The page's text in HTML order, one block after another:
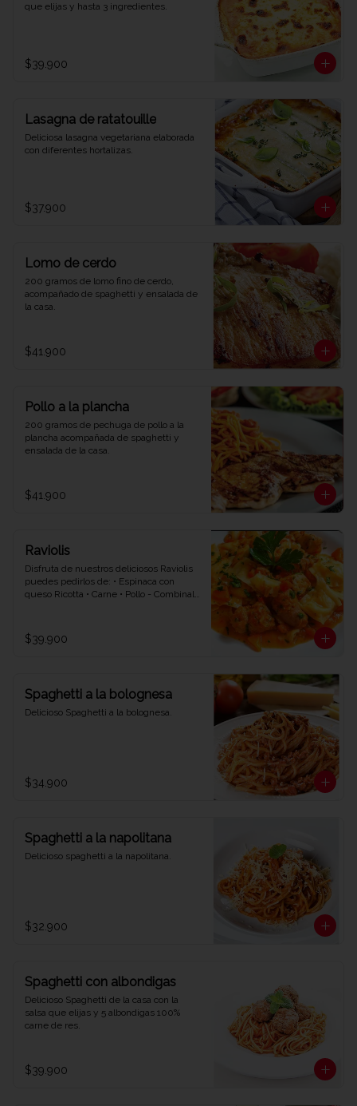
que elijas y hasta 3 ingredientes.
$39.900
Lasagna de ratatouille
Deliciosa lasagna vegetariana elaborada
con diferentes hortalizas.
$37.900
Lomo de cerdo
200 gramos de lomo fino de cerdo,
acompañado de spaghetti y ensalada de
la casa.
$41.900
Pollo a la plancha
200 gramos de pechuga de pollo a la
plancha acompañada de spaghetti y
ensalada de la casa.
$41.900
Raviolis
Disfruta de nuestros deliciosos Raviolis
puedes pedirlos de: • Espinaca con
queso Ricotta • Carne • Pollo - Combinalo
$39.900
Spaghetti a la bolognesa
Delicioso Spaghetti a la bolognesa.
$34.900
Spaghetti a la napolitana
Delicioso spaghetti a la napolitana.
$32.900
Spaghetti con albondigas
Delicioso Spaghetti de la casa con la
salsa que elijas y 5 albondigas 100%
carne de res.
$39.900